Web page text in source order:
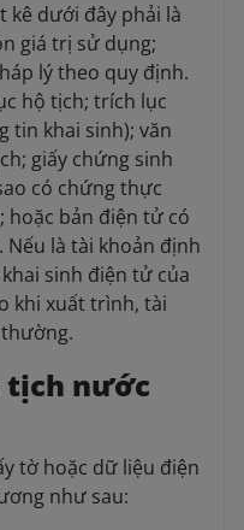
kê dưới đây phải là
giá trị sử dụng;
lý theo quy định.
hộ tịch; trích lục
tin khai sinh); văn
giấy chứng sinh
có chứng thực
hoặc bản điện tử có
là tài khoản định
sinh điện tử của
khi xuất trình, tài
tịch nước
tờ hoặc dữ liệu điện
như sau: